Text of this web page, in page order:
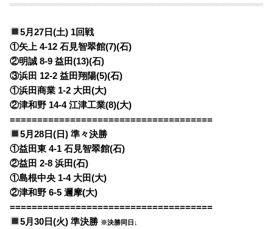
5月27日(土) 1回戦
①矢上 4-12 石見智翠館(7)(石)
②明誠 8-9 益田(13)(石)
③浜田 12-2 益田翔陽(5)(石)
①浜田商業 1-2 大田(大)
②津和野 14-4 江津工業(8)(大)
=====================================
5月28日(日) 準々決勝
①益田東 4-1 石見智翠館(石)
②益田 2-8 浜田(石)
①島根中央 1-4 大田(大)
②津和野 6-5 邇摩(大)
=====================================
5月30日(火) 準決勝 ※決勝同日↓